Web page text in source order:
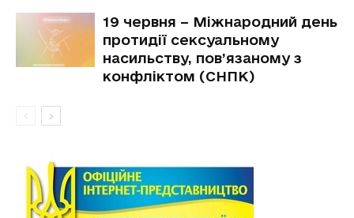
19 червня – Міжнародний день
протидії сексуальному
насильству, пов’язаному з
конфліктом (СНПК)